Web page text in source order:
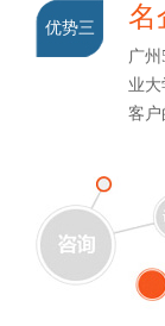
优势三 名
广州
业大
客户